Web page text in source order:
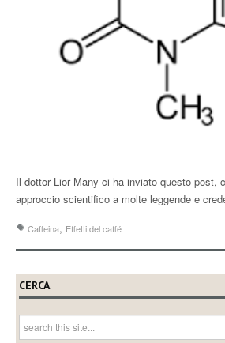
Il dottor Lior Many ci ha inviato questo post,
approccio scientifico a molte leggende e
Caffeina, Effetti del caffé
CERCA